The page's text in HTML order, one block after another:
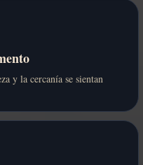
y la cercanía se sientan